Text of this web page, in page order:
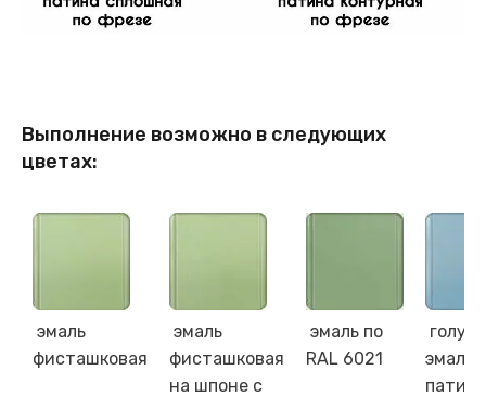
Выполнение возможно в следующих
цветах:
эмаль
фисташковая
эмаль
фисташковая
на шпоне с
эмаль по
RAL 6021
эмаль